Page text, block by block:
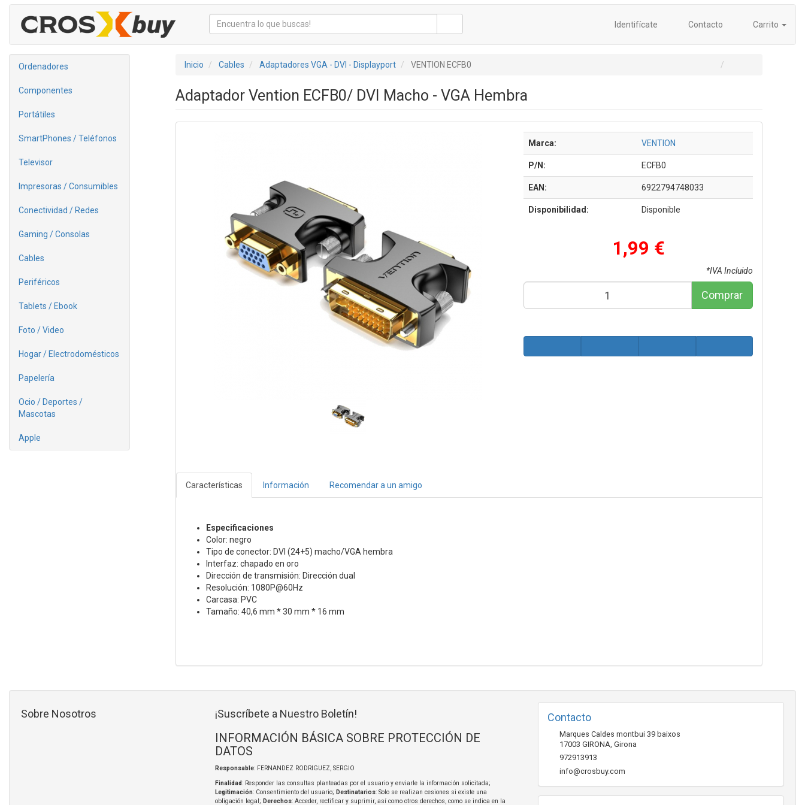
Identifícate Contacto Carrito
Ordenadores
Componentes
Portátiles
SmartPhones / Teléfonos
Televisor
Impresoras / Consumibles
Conectividad / Redes
Gaming / Consolas
Cables
Periféricos
Tablets / Ebook
Foto / Video
Hogar / Electrodomésticos
Papelería
Ocio / Deportes /
Mascotas
Apple
Inicio Cables Adaptadores VGA - DVI - Displayport VENTION ECFB0
Adaptador Vention ECFB0/ DVI Macho - VGA Hembra
Marca: VENTION
P/N: ECFB0
EAN: 6922794748033
Disponibilidad: Disponible
1,99 €
*IVA Incluido
Comprar
Características Información Recomendar a un amigo
Especificaciones
Color: negro
Tipo de conector: DVI (24+5) macho/VGA hembra
Interfaz: chapado en oro
Dirección de transmisión: Dirección dual
Resolución: 1080P@60Hz
Carcasa: PVC
Tamaño: 40,6 mm * 30 mm * 16 mm
Sobre Nosotros ¡Suscríbete a Nuestro Boletín!
INFORMACIÓN BÁSICA SOBRE PROTECCIÓN DE
DATOS
Responsable: FERNANDEZ RODRIGUEZ, SERGIO
Finalidad: Responder las consultas planteadas por el usuario y enviarle la información solicitada;
Legitimación: Consentimiento del usuario; Destinatarios: Solo se realizan cesiones si existe una
obligación legal; Derechos: Acceder, rectificar y suprimir, así como otros derechos, como se indica en la
Contacto
Marques Caldes montbui 39 baixos
17003 GIRONA, Girona
972913913
info@crosbuy.com